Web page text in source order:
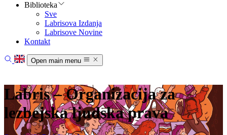
Biblioteka
Sve
Labrisova Izdanja
Labrisove Novine
Kontakt
Open main menu
Vesti
Oblasti rada
O nama
Biblioteka
Kontakt
Labris – Organizacija za
lezbejska ljudska prava